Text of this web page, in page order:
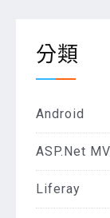
分類
Android
ASP.Net
Liferay